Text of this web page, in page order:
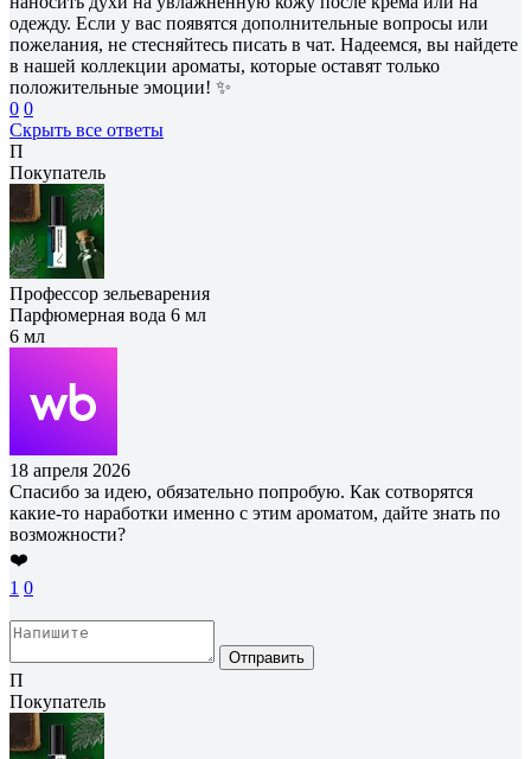
одежду. Если у вас появятся дополнительные вопросы или
пожелания, не стесняйтесь писать в чат. Надеемся, вы найдете
в нашей коллекции ароматы, которые оставят только
положительные эмоции! ✨
0 0
Скрыть все ответы
П
Покупатель
Профессор зельеварения
Парфюмерная вода 6 мл
6 мл
18 апреля 2026
Спасибо за идею, обязательно попробую. Как сотворятся
какие-то наработки именно с этим ароматом, дайте знать по
возможности?
❤️
1 0
Отправить
П
Покупатель